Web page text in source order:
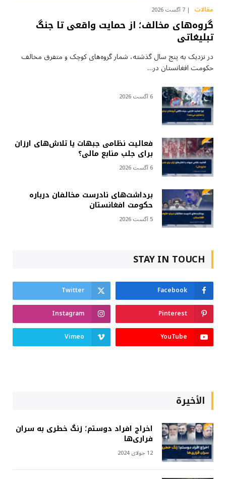
مقالات 7 آگست 2026
گروه‌های مخالف؛ از حمایت واقعی تا جنگ
تبلیغاتی
در نزدیک به پنج سال گذشته، شمار گروه‌های کوچک و متفرق مخالف
حکومت افغانستان در…
6 آگست 2026
فعالیت نظامی جبهات یا تلاش‌های ارزان
برای جلب منابع مالی؟
6 آگست 2026
برداشت‌های نادرست مخالفان درباره
حکومت افغانستان
5 آگست 2026
STAY IN TOUCH
Facebook
Twitter
Pinterest
Instagram
YouTube
Vimeo
الأخيرة
اخراج افراد دوستم؛ زنگ خطری به سران
فراری‌ها
12 جولای 2024